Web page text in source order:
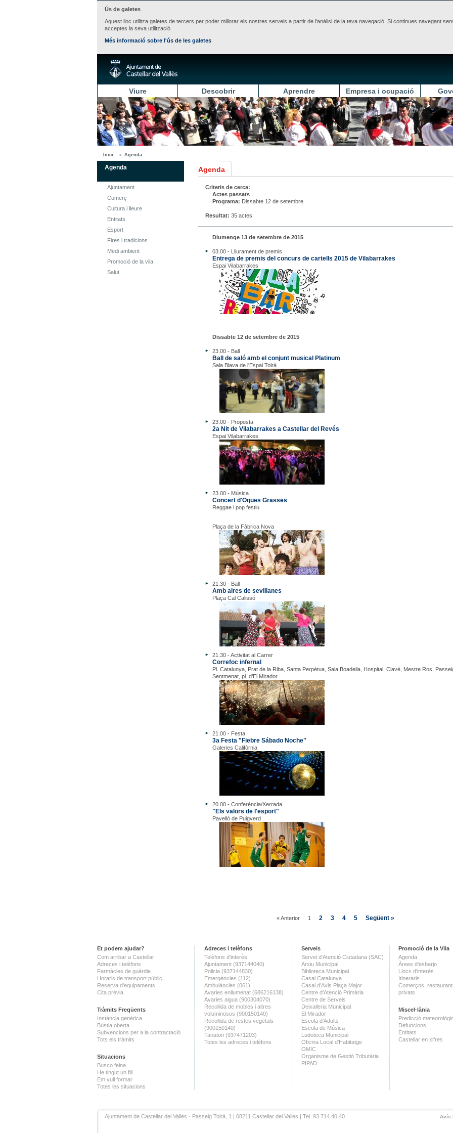
Ús de galetes
Aquest lloc utilitza galetes de tercers per poder millorar els nostres serveis a partir de l'anàlisi de la teva navegació. Si continues navegant
acceptes la seva utilització.
Més informació sobre l'ús de les galetes
Viure Descobrir Aprendre Empresa i ocupació
Inici Agenda
Agenda
Ajuntament
Comerç
Cultura i lleure
Entitats
Esport
Fires i tradicions
Medi ambient
Promoció de la vila
Salut
Agenda
Criteris de cerca:
Actes passats
Programa: Dissabte 12 de setembre
Resultat: 35 actes
Diumenge 13 de setembre de 2015
03.00 - Lliurament de premis
Entrega de premis del concurs de cartells 2015 de Vilabarrakes
Espai Vilabarrakes
Dissabte 12 de setembre de 2015
23.00 - Ball
Ball de saló amb el conjunt musical Platinum
Sala Blava de l'Espai Tolrà
23.00 - Proposta
2a Nit de Vilabarrakes a Castellar del Revés
Espai Vilabarrakes
23.00 - Música
Concert d'Oques Grasses
Reggae i pop festiu
Plaça de la Fàbrica Nova
21.30 - Ball
Amb aires de sevillanes
Plaça Cal Calissó
21.30 - Activitat al Carrer
Correfoc infernal
Pl. Catalunya, Prat de la Riba, Santa Perpètua, Sala Boadella, Hospital, Clavé, Mestre Ros,
Sentmenat, pl. d’El Mirador
21.00 - Festa
3a Festa "Fiebre Sábado Noche"
Galeries Califòrnia
20.00 - Conferència/Xerrada
"Els valors de l'esport"
Pavelló de Puigverd
« Anterior 1 2 3 4 5 Següent »
Et podem ajudar?
Com arribar a Castellar
Adreces i telèfons
Farmàcies de guàrdia
Horaris de transport públic
Reserva d'equipaments
Cita prèvia
Tràmits Freqüents
Instància genèrica
Bústia oberta
Subvencions per a la contractació
Tots els tràmits
Situacions
Busco feina
He tingut un fill
Em vull formar
Totes les situacions
Adreces i telèfons
Telèfons d'interès
Ajuntament (937144040)
Policia (937144830)
Emergències (112)
Ambulàncies (061)
Avaries enllumenat (686216138)
Avaries aigua (900304070)
Recollida de mobles i altres
voluminosos (900150140)
Recollida de restes vegetals
(900150140)
Tanatori (937471203)
Totes les adreces i telèfons
Serveis
Servei d'Atenció Ciutadana (SAC)
Arxiu Municipal
Biblioteca Municipal
Casal Catalunya
Casal d'Avis Plaça Major
Centre d'Atenció Primària
Centre de Serveis
Deixalleria Municipal
El Mirador
Escola d'Adults
Escola de Música
Ludoteca Municipal
Oficina Local d'Habitatge
OMIC
Organisme de Gestió Tributària
PIPAD
Promoció de la Vila
Agenda
Àrees d'esbarjo
Llocs d'interès
Itineraris
Comerços,
privats
Miscel·lània
Predicció
Defuncions
Entitats
Castellar en xifres
Avís
Ajuntament de Castellar del Vallès · Passeig Tolrà, 1 | 08211 Castellar del Vallès | Tel. 93 714 40 40